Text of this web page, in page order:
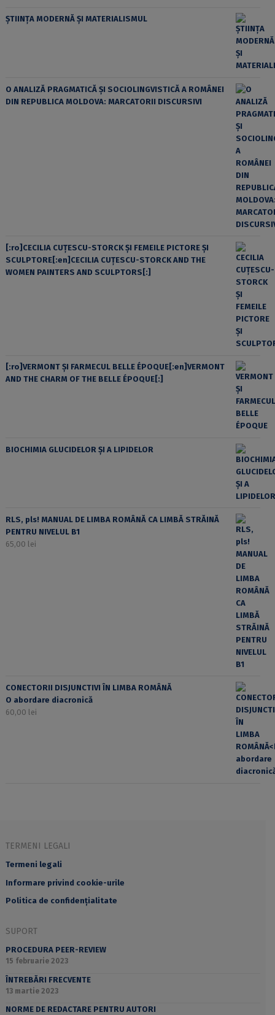
ȘTIINȚA MODERNĂ ȘI MATERIALISMUL
O ANALIZĂ PRAGMATICĂ ȘI SOCIOLINGVISTICĂ A ROMÂNEI
DIN REPUBLICA MOLDOVA: MARCATORII DISCURSIVI
[:ro]CECILIA CUŢESCU-STORCK ŞI FEMEILE PICTORE ŞI
SCULPTORE[:en]CECILIA CUŢESCU-STORCK AND THE
WOMEN PAINTERS AND SCULPTORS[:]
[:ro]VERMONT ȘI FARMECUL BELLE ÉPOQUE[:en]VERMONT
AND THE CHARM OF THE BELLE ÉPOQUE[:]
BIOCHIMIA GLUCIDELOR ȘI A LIPIDELOR
RLS, pls! MANUAL DE LIMBA ROMÂNĂ CA LIMBĂ STRĂINĂ
PENTRU NIVELUL B1
65,00 lei
CONECTORII DISJUNCTIVI ÎN LIMBA ROMÂNĂ
O abordare diacronică
60,00 lei
TERMENI LEGALI
Termeni legali
Informare privind cookie-urile
Politica de confidențialitate
SUPORT
PROCEDURA PEER-REVIEW
15 februarie 2023
ÎNTREBĂRI FRECVENTE
13 martie 2023
NORME DE REDACTARE PENTRU AUTORI